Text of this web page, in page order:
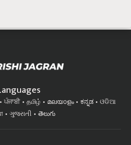
ਪੰਜਾਬੀ தமிழ் മലയാളം ಕನ್ನಡ
ଓଡିଆ
ગુજરાતી తెలుగు